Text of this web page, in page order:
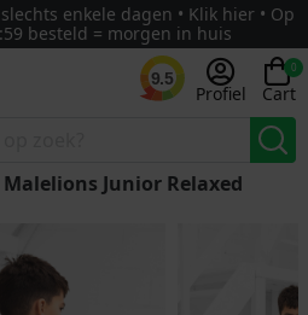
enkele dagen • Klik hier • Op
besteld = morgen in huis
9.5
Profiel
0
Cart
Malelions Junior Relaxed